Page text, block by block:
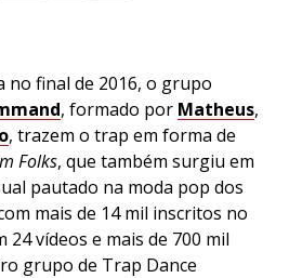
no final de 2016, o grupo
, formado por Matheus,
, trazem o trap em forma de
Folks, que também surgiu em
pautado na moda pop dos
mais de 14 mil inscritos no
24 vídeos e mais de 700 mil
grupo de Trap Dance